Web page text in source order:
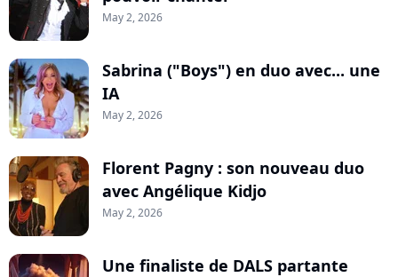
May 2, 2026
Sabrina ("Boys") en duo avec... une
IA
May 2, 2026
Florent Pagny : son nouveau duo
avec Angélique Kidjo
May 2, 2026
Une finaliste de DALS partante